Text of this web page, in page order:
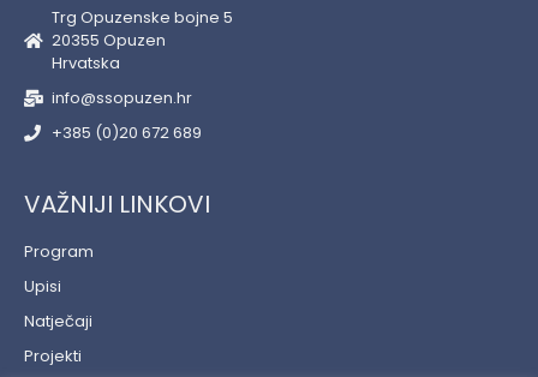
Trg Opuzenske bojne 5
20355 Opuzen
Hrvatska
info@ssopuzen.hr
+385 (0)20 672 689
VAŽNIJI LINKOVI
Program
Upisi
Natječaji
Projekti